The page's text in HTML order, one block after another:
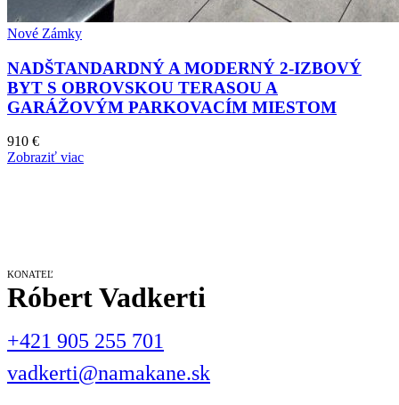
Nové Zámky
NADŠTANDARDNÝ A MODERNÝ 2-IZBOVÝ
BYT S OBROVSKOU TERASOU A
GARÁŽOVÝM PARKOVACÍM MIESTOM
910 €
Zobraziť viac
KONATEĽ
Róbert Vadkerti
+421 905 255 701
vadkerti@namakane.sk